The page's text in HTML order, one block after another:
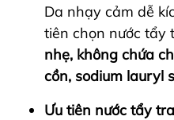
Da nhạy cảm dễ
tiên chọn nước tẩy
nhẹ, không chứa
cồn, sodium lauryl
Ưu tiên nước tẩy